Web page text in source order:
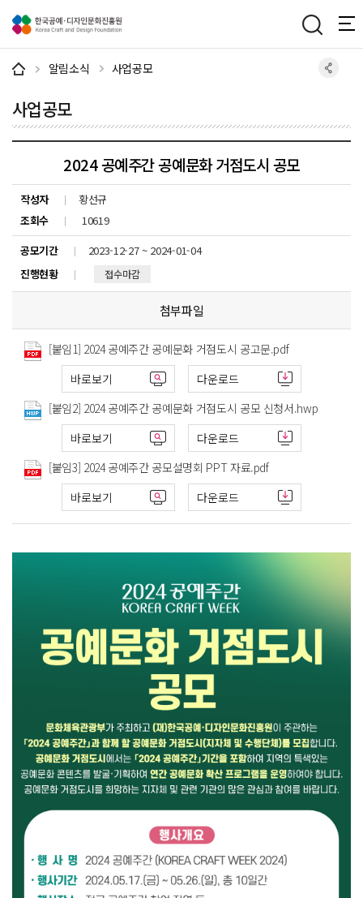
알림소식 사업공모
사업공모
2024 공예주간 공예문화 거점도시 공모
작성자
황선규
조회수
10619
공모기간
2023-12-27 ~ 2024-01-04
진행현황
접수마감
첨부파일
[붙임1] 2024 공예주간 공예문화 거점도시 공고문.pdf
바로보기
다운로드
[붙임2] 2024 공예주간 공예문화 거점도시 공모 신청서.hwp
바로보기
다운로드
[붙임3] 2024 공예주간 공모설명회 PPT 자료.pdf
바로보기
다운로드